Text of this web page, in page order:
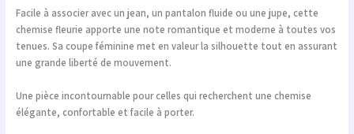
Facile à associer avec un jean, un pantalon fluide ou une jupe, cette
chemise fleurie apporte une note romantique et moderne à toutes vos
tenues. Sa coupe féminine met en valeur la silhouette tout en assurant
une grande liberté de mouvement.
Une pièce incontournable pour celles qui recherchent une chemise
élégante, confortable et facile à porter.